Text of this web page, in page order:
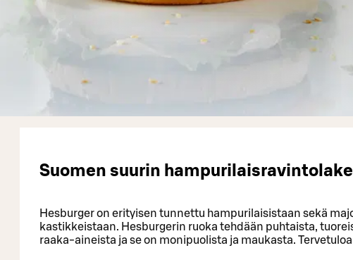
Suomen suurin
Hesburger on erityisen tunnettu hampurilaisistaan sekä
kastikkeistaan. Hesburgerin ruoka tehdään puhtaista,
raaka-aineista ja se on monipuolista ja maukasta.